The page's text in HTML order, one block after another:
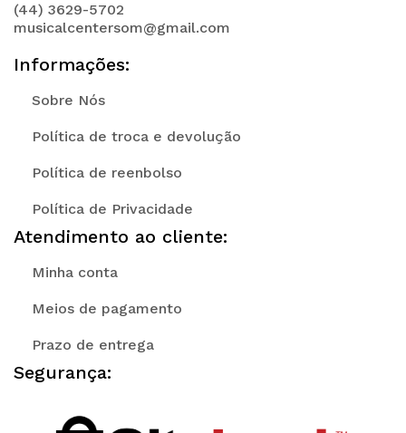
(44) 3629-5702
musicalcentersom@gmail.com
Informações:
Sobre Nós
Política de troca e devolução
Política de reenbolso
Política de Privacidade
Atendimento ao cliente:
Minha conta
Meios de pagamento
Prazo de entrega
Segurança: